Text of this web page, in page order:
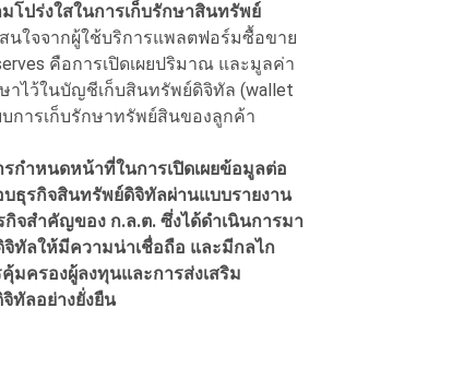
โปร่งใสในการเก็บรักษาสินทรัพย์
นใจจากผู้ใช้บริการแพลตฟอร์มซื้อขาย
คือการเปิดเผยปริมาณ และมูลค่า
ไว้ในบัญชีเก็บสินทรัพย์ดิจิทัล (wallet
บการเก็บรักษาทรัพย์สินของลูกค้า
กำหนดหน้าที่ในการเปิดเผยข้อมูลต่อ
ธุรกิจสินทรัพย์ดิจิทัลผ่านแบบรายงาน
จสำคัญของ ก.ล.ต. ซึ่งได้ดำเนินการมา
ทัลให้มีความน่าเชื่อถือ และมีกลไก
มครองผู้ลงทุนและการส่งเสริม
ทัลอย่างยั่งยืน